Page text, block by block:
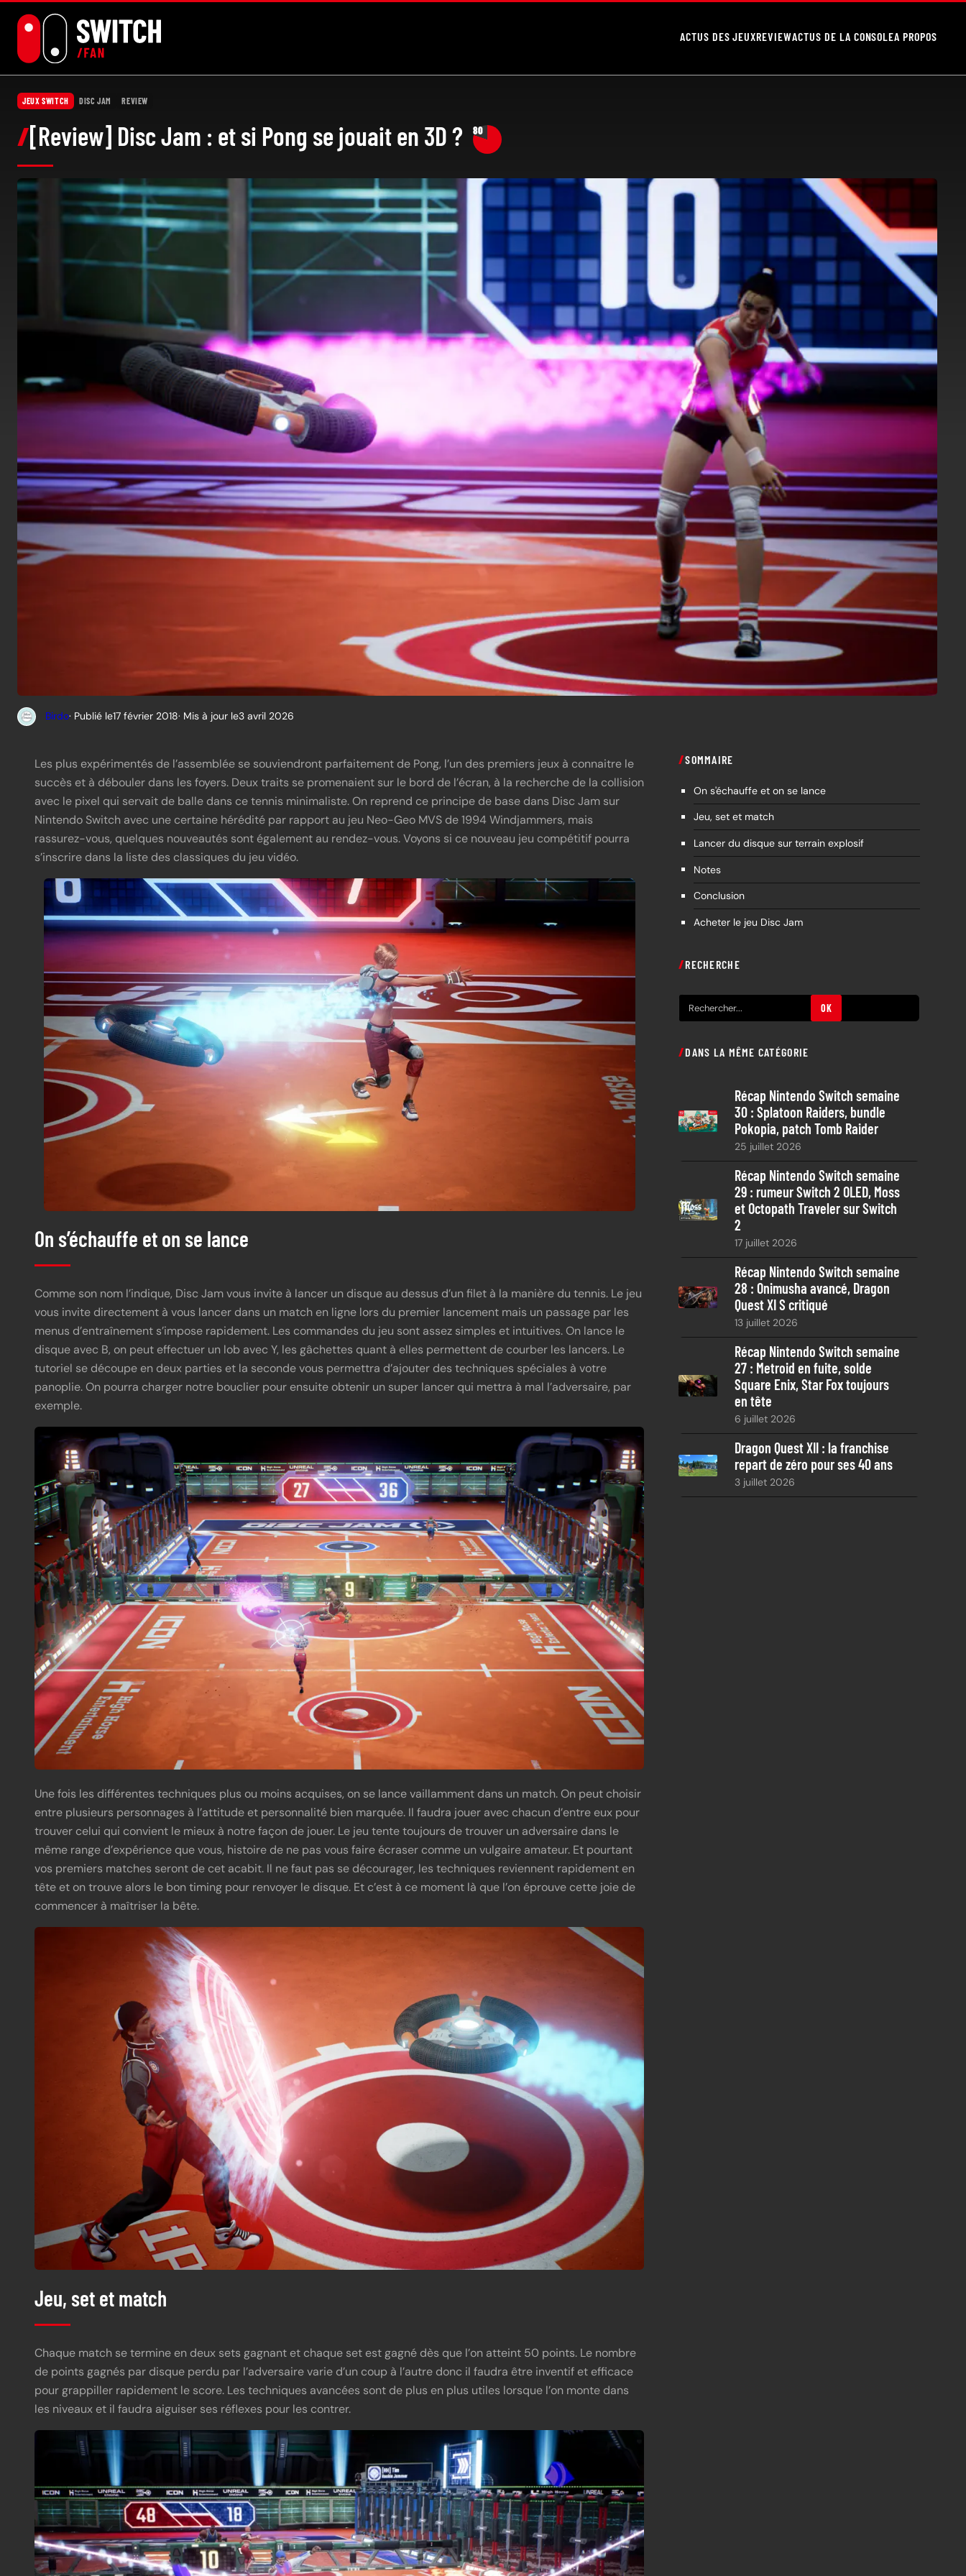
ACTUS DES JEUXREVIEWACTUS DE LA CONSOLEA PROPOS
JEUX SWITCH DISC JAM REVIEW
[Review] Disc Jam : et si Pong se jouait en 3D ?
Birdo· Publié le17 février 2018· Mis à jour le3 avril 2026
Les plus expérimentés de l’assemblée se souviendront parfaitement de Pong, l’un des premiers jeux à connaitre le
succès et à débouler dans les foyers. Deux traits se promenaient sur le bord de l’écran, à la recherche de la collision
avec le pixel qui servait de balle dans ce tennis minimaliste. On reprend ce principe de base dans Disc Jam sur
Nintendo Switch avec une certaine hérédité par rapport au jeu Neo-Geo MVS de 1994 Windjammers, mais
rassurez-vous, quelques nouveautés sont également au rendez-vous. Voyons si ce nouveau jeu compétitif pourra
s’inscrire dans la liste des classiques du jeu vidéo.
On s’échauffe et on se lance
Comme son nom l’indique, Disc Jam vous invite à lancer un disque au dessus d’un filet à la manière du tennis. Le jeu
vous invite directement à vous lancer dans un match en ligne lors du premier lancement mais un passage par les
menus d’entraînement s’impose rapidement. Les commandes du jeu sont assez simples et intuitives. On lance le
disque avec B, on peut effectuer un lob avec Y, les gâchettes quant à elles permettent de courber les lancers. Le
tutoriel se découpe en deux parties et la seconde vous permettra d’ajouter des techniques spéciales à votre
panoplie. On pourra charger notre bouclier pour ensuite obtenir un super lancer qui mettra à mal l’adversaire, par
exemple.
Une fois les différentes techniques plus ou moins acquises, on se lance vaillamment dans un match. On peut choisir
entre plusieurs personnages à l’attitude et personnalité bien marquée. Il faudra jouer avec chacun d’entre eux pour
trouver celui qui convient le mieux à notre façon de jouer. Le jeu tente toujours de trouver un adversaire dans le
même range d’expérience que vous, histoire de ne pas vous faire écraser comme un vulgaire amateur. Et pourtant
vos premiers matches seront de cet acabit. Il ne faut pas se décourager, les techniques reviennent rapidement en
tête et on trouve alors le bon timing pour renvoyer le disque. Et c’est à ce moment là que l’on éprouve cette joie de
commencer à maîtriser la bête.
Jeu, set et match
Chaque match se termine en deux sets gagnant et chaque set est gagné dès que l’on atteint 50 points. Le nombre
de points gagnés par disque perdu par l’adversaire varie d’un coup à l’autre donc il faudra être inventif et efficace
pour grappiller rapidement le score. Les techniques avancées sont de plus en plus utiles lorsque l’on monte dans
les niveaux et il faudra aiguiser ses réflexes pour les contrer.
SOMMAIRE
On s'échauffe et on se lance
Jeu, set et match
Lancer du disque sur terrain explosif
Notes
Conclusion
Acheter le jeu Disc Jam
RECHERCHE
e
h
c
h
OK
DANS LA MÊME CATÉGORIE
Récap Nintendo Switch semaine
30 : Splatoon Raiders, bundle
Pokopia, patch Tomb Raider
25 juillet 2026
Récap Nintendo Switch semaine
29 : rumeur Switch 2 OLED, Moss
et Octopath Traveler sur Switch
2
17 juillet 2026
Récap Nintendo Switch semaine
28 : Onimusha avancé, Dragon
Quest XI S critiqué
13 juillet 2026
Récap Nintendo Switch semaine
27 : Metroid en fuite, solde
Square Enix, Star Fox toujours
en tête
6 juillet 2026
Dragon Quest XII : la franchise
repart de zéro pour ses 40 ans
3 juillet 2026